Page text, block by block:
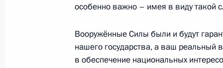
Выступление на открытии II
по нанотехнологиям
6 октября 2009 года, 16:00 Москва
особенно важно – имея в виду такой
Вооружённые Силы были и будут
нашего государства, а ваш реальный
в обеспечение национальных